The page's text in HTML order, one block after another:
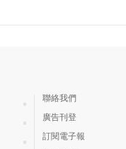
聯絡我們
廣告刊登
訂閱電子報